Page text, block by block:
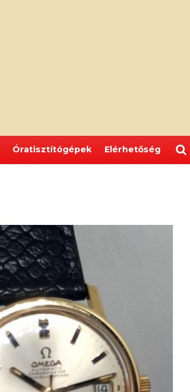
Óratisztítógépek Elérhetőség